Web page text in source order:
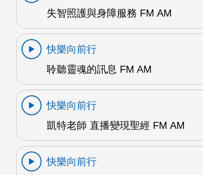
失智照護與身障服務 FM AM
快樂向前行
聆聽靈魂的訊息 FM AM
快樂向前行
凱特老師 直播變現聖經 FM AM
快樂向前行